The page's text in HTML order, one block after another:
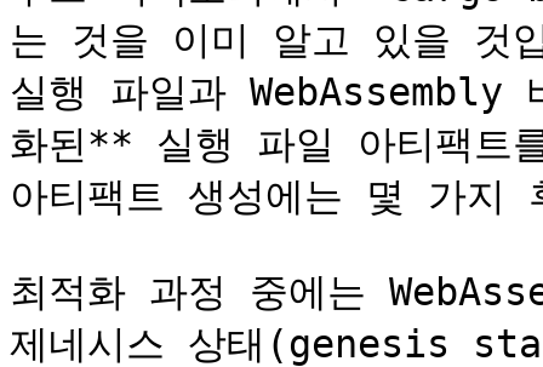
는 것을 이미 알고 있을 것
실행 파일과 WebAssembly
화된** 실행 파일 아티팩트
아티팩트 생성에는 몇 가지
최적화 과정 중에는
제네시스 상태(genesis